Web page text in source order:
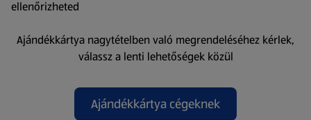
ellenőrizheted
Ajándékkártya nagytételben való megrendeléséhez kérlek,
válassz a lenti lehetőségek közül
Ajándékkártya cégeknek